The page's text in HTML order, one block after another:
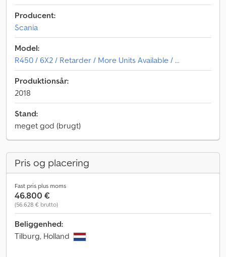
Producent:
Scania
Model:
R450 / 6X2 / Retarder / More Units Available / ...
Produktionsår:
2018
Stand:
meget god (brugt)
Pris og placering
Fast pris plus moms
46.800 €
(56.628 € brutto)
Beliggenhed:
Tilburg, Holland